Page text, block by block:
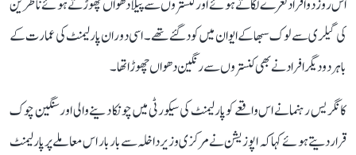
اس روز دو افراد نعرے لگاتے ہوئے اور کنستروں سے پیلا دھواں چھوڑتے ہوئے ناظرین
کی گیلری سے لوک سبھا کے ایوان میں کود گئے تھے۔ اسی دوران پارلیمنٹ کی عمارت کے
باہر دو دیگر افراد نے بھی کنستروں سے رنگین دھواں چھوڑا تھا۔
کانگریس رہنما نے اس واقعے کو پارلیمنٹ کی سیکورٹی میں چونکا دینے والی اور سنگین چوک
قرار دیتے ہوئے کہا کہ اپوزیشن نے مرکزی وزیر داخلہ سے بار بار اس معاملے پر پارلیمنٹ